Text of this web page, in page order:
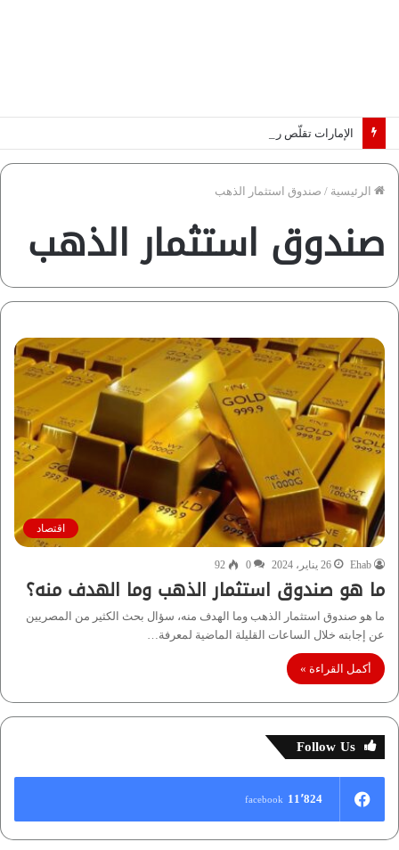
الرئيسية / صندوق استثمار الذهب
صندوق استثمار الذهب
اقتصاد
Ehab 26 يناير، 2024 0
92
ما هو صندوق استثمار الذهب وما الهدف منه؟
ما هو صندوق استثمار الذهب وما الهدف منه، سؤال بحث الكثير من المصريين
عن إجابته خلال الساعات القليلة الماضية لمعرفة…
أكمل القراءة »
Follow Us
11٬824 facebook